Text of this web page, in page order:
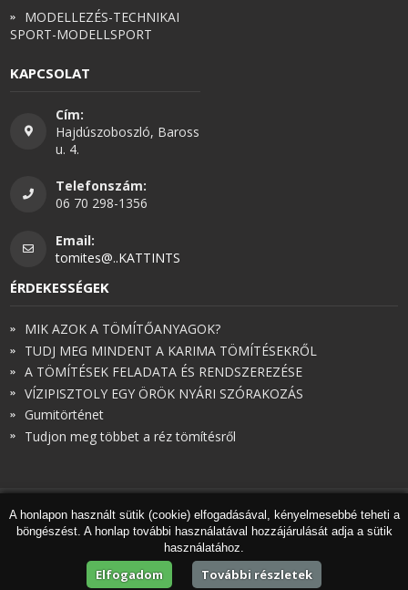
MODELLEZÉS-TECHNIKAI
SPORT-MODELLSPORT
KAPCSOLAT
Cím:
Hajdúszoboszló, Baross
u. 4.
Telefonszám:
06 70 298-1356
Email:
tomites@..KATTINTS
ÉRDEKESSÉGEK
MIK AZOK A TÖMÍTŐANYAGOK?
TUDJ MEG MINDENT A KARIMA TÖMÍTÉSEKRŐL
A TÖMÍTÉSEK FELADATA ÉS RENDSZEREZÉSE
VÍZIPISZTOLY EGY ÖRÖK NYÁRI SZÓRAKOZÁS
Gumitörténet
Tudjon meg többet a réz tömítésről
© Török és Társai 2026 - Minden jog fenntartva
Honlapkészítés
, webdesign,keresőoptimalizálás
Expedient
Marketing tanácsadónk aMarketing Professzorok Kft.
A honlapon használt sütik (cookie) elfogadásával, kényelmesebbé teheti a
böngészést. A honlap további használatával hozzájárulását adja a sütik
használatához.
Elfogadom További részletek